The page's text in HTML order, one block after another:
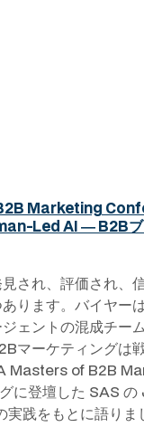
Marketing
Led AI ― B2Bブ
され、評価され、
ります。バイヤー
ェントの混成チー
マーケティングは
Masters of B2B
に登壇した SAS
実践をもとに語りま